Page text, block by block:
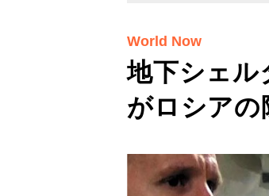
地下シェ
がロシアの
World Now